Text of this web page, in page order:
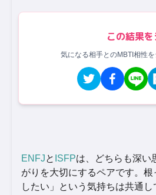
この結果
気になる相手とのMBTI相性
ENFJと ISFPは、どちらも深い
がりを大切にするペアです。
したい」という気持ちは共通